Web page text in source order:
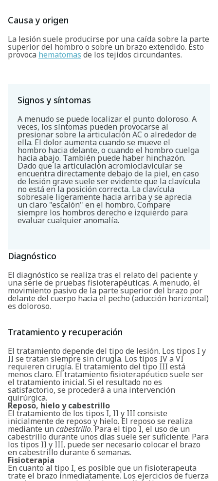
Causa y origen
La lesión suele producirse por una caída sobre la parte
superior del hombro o sobre un brazo extendido. Esto
provoca hematomas de los tejidos circundantes.
Signos y síntomas
A menudo se puede localizar el punto doloroso. A
veces, los síntomas pueden provocarse al
presionar sobre la articulación AC o alrededor de
ella. El dolor aumenta cuando se mueve el
hombro hacia delante, o cuando el hombro cuelga
hacia abajo. También puede haber hinchazón.
Dado que la articulación acromioclavicular se
encuentra directamente debajo de la piel, en caso
de lesión grave suele ser evidente que la clavícula
no está en la posición correcta. La clavícula
sobresale ligeramente hacia arriba y se aprecia
un claro "escalón" en el hombro. Compare
siempre los hombros derecho e izquierdo para
evaluar cualquier anomalía.
Diagnóstico
El diagnóstico se realiza tras el relato del paciente y
una serie de pruebas fisioterapéuticas. A menudo, el
movimiento pasivo de la parte superior del brazo por
delante del cuerpo hacia el pecho (aducción horizontal)
es doloroso.
Tratamiento y recuperación
El tratamiento depende del tipo de lesión. Los tipos I y
II se tratan siempre sin cirugía. Los tipos IV a VI
requieren cirugía. El tratamiento del tipo III está
menos claro. El tratamiento fisioterapéutico suele ser
el tratamiento inicial. Si el resultado no es
satisfactorio, se procederá a una intervención
quirúrgica.
Reposo, hielo y cabestrillo
El tratamiento de los tipos I, II y III consiste
inicialmente de reposo y hielo. El reposo se realiza
mediante un cabestrillo. Para el tipo I, el uso de un
cabestrillo durante unos días suele ser suficiente. Para
los tipos II y III, puede ser necesario colocar el brazo
en cabestrillo durante 6 semanas.
Fisioterapia
En cuanto al tipo I, es posible que un fisioterapeuta
trate el brazo inmediatamente. Los ejercicios de fuerza